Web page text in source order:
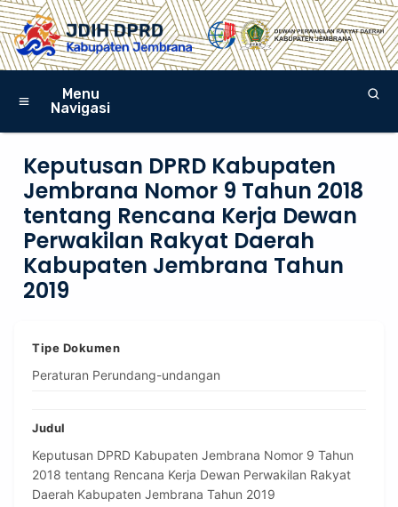
Menu
Navigasi
Keputusan DPRD Kabupaten
Jembrana Nomor 9 Tahun 2018
tentang Rencana Kerja Dewan
Perwakilan Rakyat Daerah
Kabupaten Jembrana Tahun
2019
Tipe Dokumen
Peraturan Perundang-undangan
Judul
Keputusan DPRD Kabupaten Jembrana Nomor 9 Tahun
2018 tentang Rencana Kerja Dewan Perwakilan Rakyat
Daerah Kabupaten Jembrana Tahun 2019